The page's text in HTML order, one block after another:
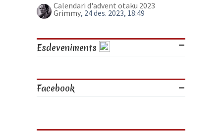
Calendari d'advent otaku 2023
Grimmy, 24 des. 2023, 18:49
Esdeveniments
Facebook